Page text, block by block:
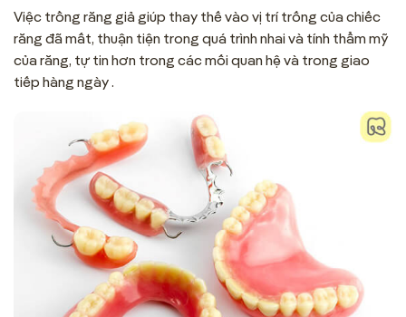
Việc trồng răng giả giúp thay thế vào vị trí trống của chiếc
răng đã mất, thuận tiện trong quá trình nhai và tính thẩm mỹ
của răng, tự tin hơn trong các mối quan hệ và trong giao
tiếp hàng ngày .